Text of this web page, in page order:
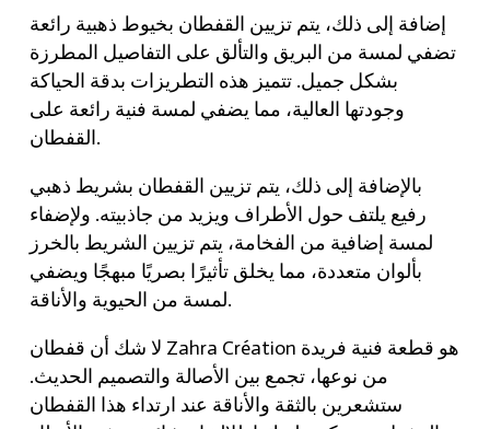
إضافة إلى ذلك، يتم تزيين القفطان بخيوط ذهبية رائعة
تضفي لمسة من البريق والتألق على التفاصيل المطرزة
بشكل جميل. تتميز هذه التطريزات بدقة الحياكة
وجودتها العالية، مما يضفي لمسة فنية رائعة على
القفطان.
بالإضافة إلى ذلك، يتم تزيين القفطان بشريط ذهبي
رفيع يلتف حول الأطراف ويزيد من جاذبيته. ولإضفاء
لمسة إضافية من الفخامة، يتم تزيين الشريط بالخرز
بألوان متعددة، مما يخلق تأثيرًا بصريًا مبهجًا ويضفي
لمسة من الحيوية والأناقة.
لا شك أن قفطان Zahra Création هو قطعة فنية فريدة
من نوعها، تجمع بين الأصالة والتصميم الحديث.
ستشعرين بالثقة والأناقة عند ارتداء هذا القفطان